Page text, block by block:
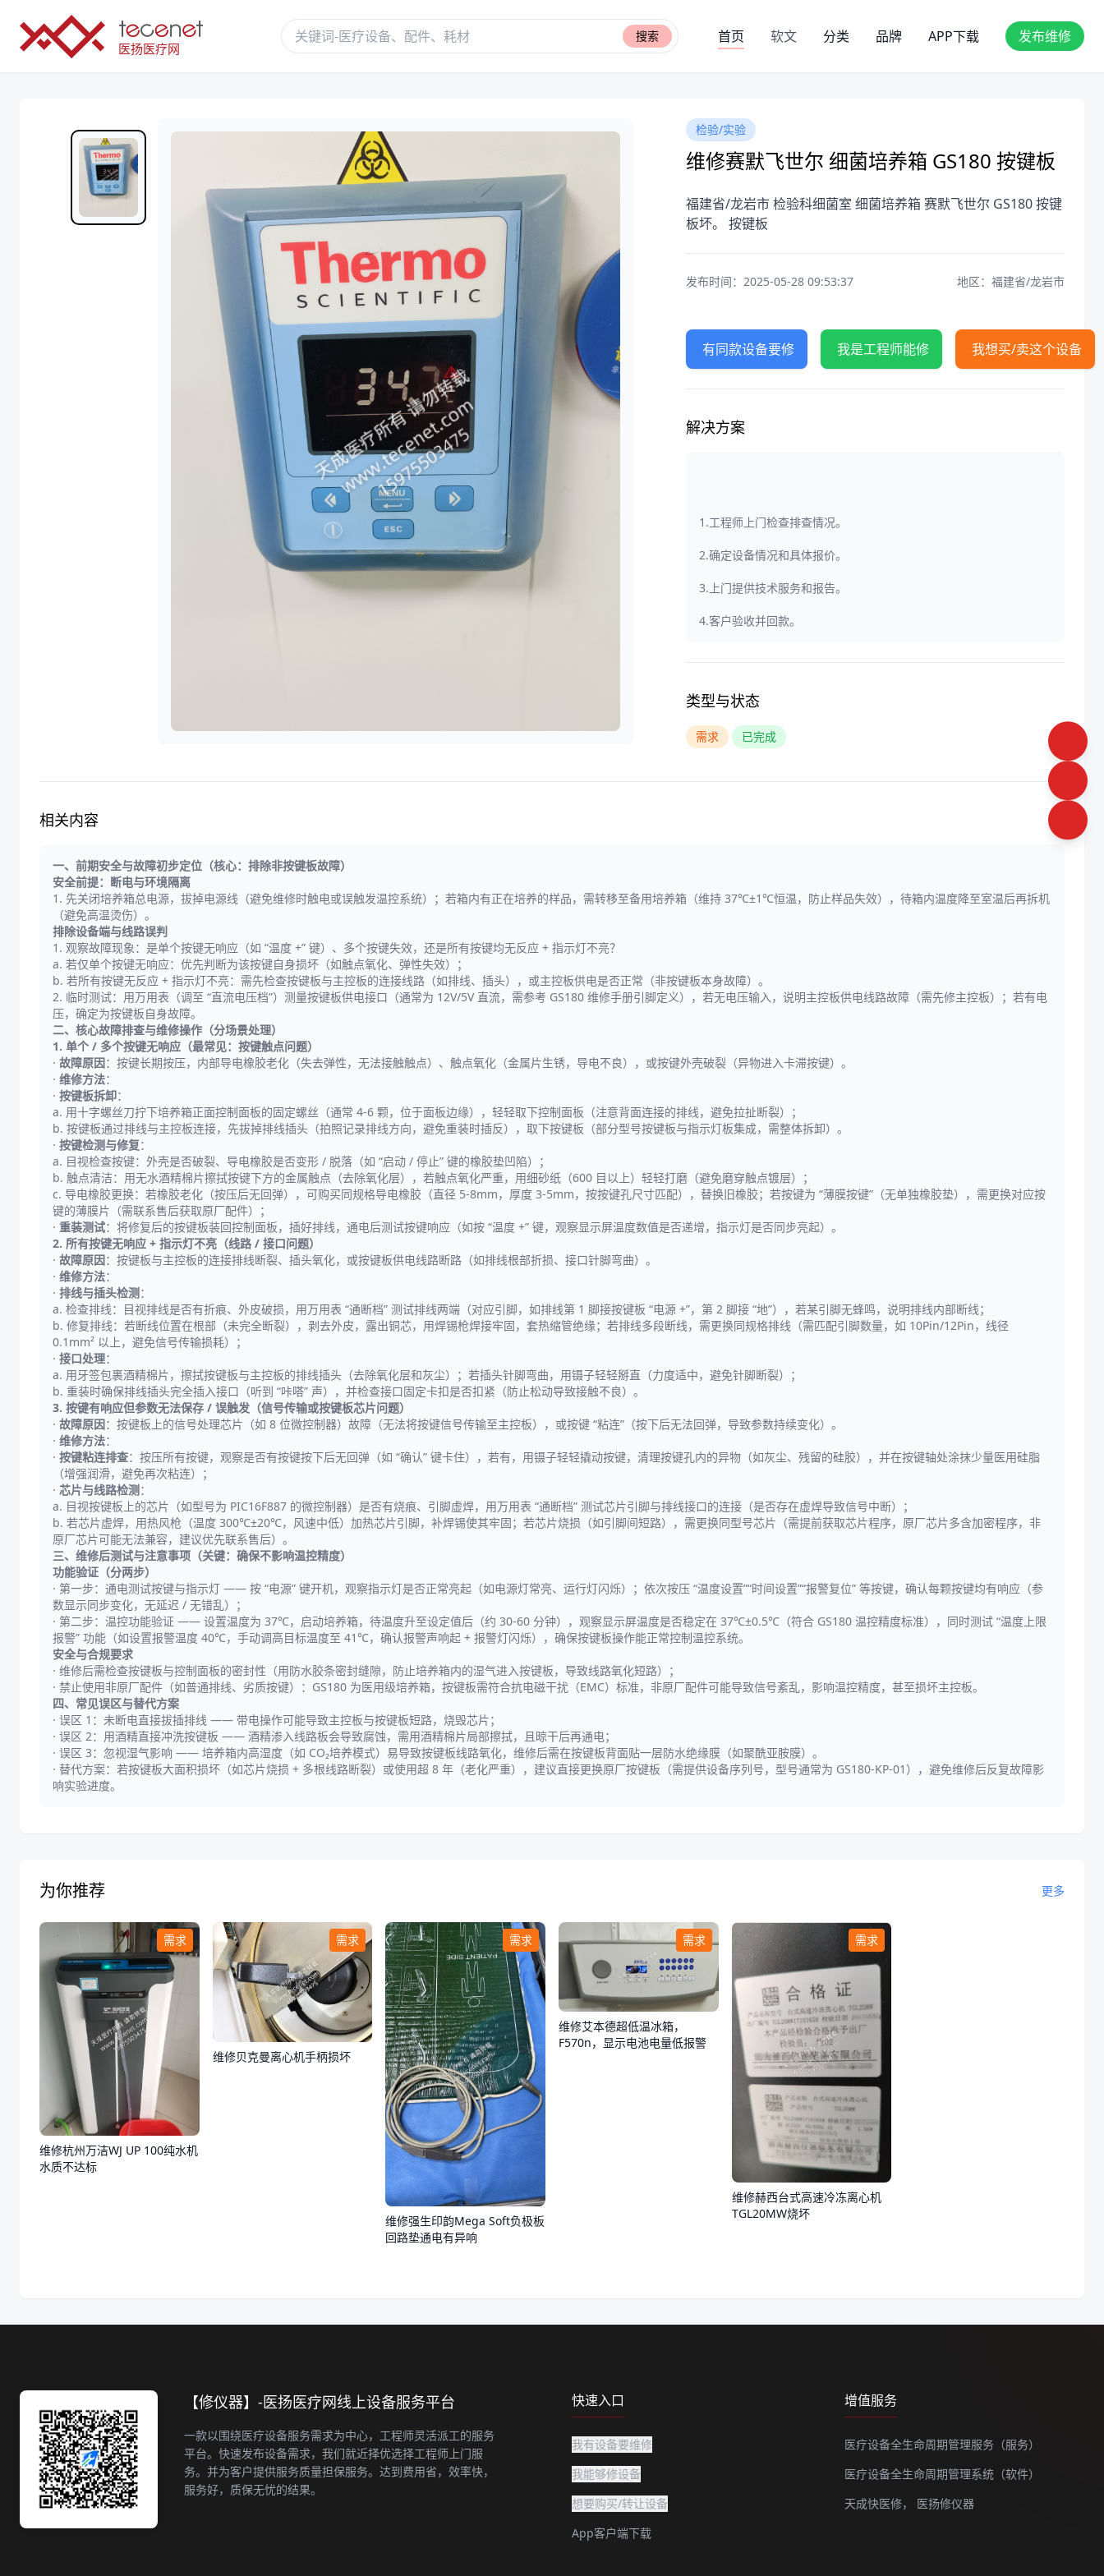
医扬医疗网
搜索 首页 软文 分类 品牌 APP下载 发布维修
检验/实验
维修赛默飞世尔 细菌培养箱 GS180 按键板
福建省/龙岩市 检验科细菌室 细菌培养箱 赛默飞世尔 GS180 按键
板坏。 按键板
发布时间：2025-05-28 09:53:37 地区：福建省/龙岩市
有同款设备要修 我是工程师能修 我想买/卖这个设备
解决方案
1.工程师上门检查排查情况。
2.确定设备情况和具体报价。
3.上门提供技术服务和报告。
4.客户验收并回款。
类型与状态
需求 已完成
相关内容
一、前期安全与故障初步定位（核心：排除非按键板故障）
安全前提：断电与环境隔离
1. 先关闭培养箱总电源，拔掉电源线（避免维修时触电或误触发温控系统）；若箱内有正在培养的样品，需转移至备用培养箱（维持 37℃±1℃恒温，防止样品失效），待箱内温度降至室温后再拆机
（避免高温烫伤）。
排除设备端与线路误判
1. 观察故障现象：是单个按键无响应（如 “温度 +” 键）、多个按键失效，还是所有按键均无反应 + 指示灯不亮？
a. 若仅单个按键无响应：优先判断为该按键自身损坏（如触点氧化、弹性失效）；
b. 若所有按键无反应 + 指示灯不亮：需先检查按键板与主控板的连接线路（如排线、插头），或主控板供电是否正常（非按键板本身故障）。
2. 临时测试：用万用表（调至 “直流电压档”）测量按键板供电接口（通常为 12V/5V 直流，需参考 GS180 维修手册引脚定义），若无电压输入，说明主控板供电线路故障（需先修主控板）；若有电
压，确定为按键板自身故障。
二、核心故障排查与维修操作（分场景处理）
1. 单个 / 多个按键无响应（最常见：按键触点问题）
· 故障原因：按键长期按压，内部导电橡胶老化（失去弹性，无法接触触点）、触点氧化（金属片生锈，导电不良），或按键外壳破裂（异物进入卡滞按键）。
· 维修方法：
· 按键板拆卸：
a. 用十字螺丝刀拧下培养箱正面控制面板的固定螺丝（通常 4-6 颗，位于面板边缘），轻轻取下控制面板（注意背面连接的排线，避免拉扯断裂）；
b. 按键板通过排线与主控板连接，先拔掉排线插头（拍照记录排线方向，避免重装时插反），取下按键板（部分型号按键板与指示灯板集成，需整体拆卸）。
· 按键检测与修复：
a. 目视检查按键：外壳是否破裂、导电橡胶是否变形 / 脱落（如 “启动 / 停止” 键的橡胶垫凹陷）；
b. 触点清洁：用无水酒精棉片擦拭按键下方的金属触点（去除氧化层），若触点氧化严重，用细砂纸（600 目以上）轻轻打磨（避免磨穿触点镀层）；
c. 导电橡胶更换：若橡胶老化（按压后无回弹），可购买同规格导电橡胶（直径 5-8mm，厚度 3-5mm，按按键孔尺寸匹配），替换旧橡胶；若按键为 “薄膜按键”（无单独橡胶垫），需更换对应按
键的薄膜片（需联系售后获取原厂配件）；
· 重装测试：将修复后的按键板装回控制面板，插好排线，通电后测试按键响应（如按 “温度 +” 键，观察显示屏温度数值是否递增，指示灯是否同步亮起）。
2. 所有按键无响应 + 指示灯不亮（线路 / 接口问题）
· 故障原因：按键板与主控板的连接排线断裂、插头氧化，或按键板供电线路断路（如排线根部折损、接口针脚弯曲）。
· 维修方法：
· 排线与插头检测：
a. 检查排线：目视排线是否有折痕、外皮破损，用万用表 “通断档” 测试排线两端（对应引脚，如排线第 1 脚接按键板 “电源 +”，第 2 脚接 “地”），若某引脚无蜂鸣，说明排线内部断线；
b. 修复排线：若断线位置在根部（未完全断裂），剥去外皮，露出铜芯，用焊锡枪焊接牢固，套热缩管绝缘；若排线多段断线，需更换同规格排线（需匹配引脚数量，如 10Pin/12Pin，线径
0.1mm² 以上，避免信号传输损耗）；
· 接口处理：
a. 用牙签包裹酒精棉片，擦拭按键板与主控板的排线插头（去除氧化层和灰尘）；若插头针脚弯曲，用镊子轻轻掰直（力度适中，避免针脚断裂）；
b. 重装时确保排线插头完全插入接口（听到 “咔嗒” 声），并检查接口固定卡扣是否扣紧（防止松动导致接触不良）。
3. 按键有响应但参数无法保存 / 误触发（信号传输或按键板芯片问题）
· 故障原因：按键板上的信号处理芯片（如 8 位微控制器）故障（无法将按键信号传输至主控板），或按键 “粘连”（按下后无法回弹，导致参数持续变化）。
· 维修方法：
· 按键粘连排查：按压所有按键，观察是否有按键按下后无回弹（如 “确认” 键卡住），若有，用镊子轻轻撬动按键，清理按键孔内的异物（如灰尘、残留的硅胶），并在按键轴处涂抹少量医用硅脂
（增强润滑，避免再次粘连）；
· 芯片与线路检测：
a. 目视按键板上的芯片（如型号为 PIC16F887 的微控制器）是否有烧痕、引脚虚焊，用万用表 “通断档” 测试芯片引脚与排线接口的连接（是否存在虚焊导致信号中断）；
b. 若芯片虚焊，用热风枪（温度 300℃±20℃，风速中低）加热芯片引脚，补焊锡使其牢固；若芯片烧损（如引脚间短路），需更换同型号芯片（需提前获取芯片程序，原厂芯片多含加密程序，非
原厂芯片可能无法兼容，建议优先联系售后）。
三、维修后测试与注意事项（关键：确保不影响温控精度）
功能验证（分两步）
· 第一步：通电测试按键与指示灯 —— 按 “电源” 键开机，观察指示灯是否正常亮起（如电源灯常亮、运行灯闪烁）；依次按压 “温度设置”“时间设置”“报警复位” 等按键，确认每颗按键均有响应（参
数显示同步变化，无延迟 / 无错乱）；
· 第二步：温控功能验证 —— 设置温度为 37℃，启动培养箱，待温度升至设定值后（约 30-60 分钟），观察显示屏温度是否稳定在 37℃±0.5℃（符合 GS180 温控精度标准），同时测试 “温度上限
报警” 功能（如设置报警温度 40℃，手动调高目标温度至 41℃，确认报警声响起 + 报警灯闪烁），确保按键板操作能正常控制温控系统。
安全与合规要求
· 维修后需检查按键板与控制面板的密封性（用防水胶条密封缝隙，防止培养箱内的湿气进入按键板，导致线路氧化短路）；
· 禁止使用非原厂配件（如普通排线、劣质按键）：GS180 为医用级培养箱，按键板需符合抗电磁干扰（EMC）标准，非原厂配件可能导致信号紊乱，影响温控精度，甚至损坏主控板。
四、常见误区与替代方案
· 误区 1：未断电直接拔插排线 —— 带电操作可能导致主控板与按键板短路，烧毁芯片；
· 误区 2：用酒精直接冲洗按键板 —— 酒精渗入线路板会导致腐蚀，需用酒精棉片局部擦拭，且晾干后再通电；
· 误区 3：忽视湿气影响 —— 培养箱内高湿度（如 CO₂培养模式）易导致按键板线路氧化，维修后需在按键板背面贴一层防水绝缘膜（如聚酰亚胺膜）。
· 替代方案：若按键板大面积损坏（如芯片烧损 + 多根线路断裂）或使用超 8 年（老化严重），建议直接更换原厂按键板（需提供设备序列号，型号通常为 GS180-KP-01），避免维修后反复故障影
响实验进度。
为你推荐 更多
需求
维修杭州万洁WJ UP 100纯水机
水质不达标
需求
维修贝克曼离心机手柄损坏
需求
维修强生印韵Mega Soft负极板
回路垫通电有异响
需求
维修艾本德超低温冰箱，
F570n，显示电池电量低报警
需求
维修赫西台式高速冷冻离心机
TGL20MW烧坏
【修仪器】-医扬医疗网线上设备服务平台
一款以围绕医疗设备服务需求为中心，工程师灵活派工的服务
平台。快速发布设备需求，我们就近择优选择工程师上门服
务。并为客户提供服务质量担保服务。达到费用省，效率快，
服务好，质保无忧的结果。
快速入口
我有设备要维修
我能够修设备
想要购买/转让设备
App客户端下载
增值服务
医疗设备全生命周期管理服务（服务）
医疗设备全生命周期管理系统（软件）
天成快医修，
医扬修仪器